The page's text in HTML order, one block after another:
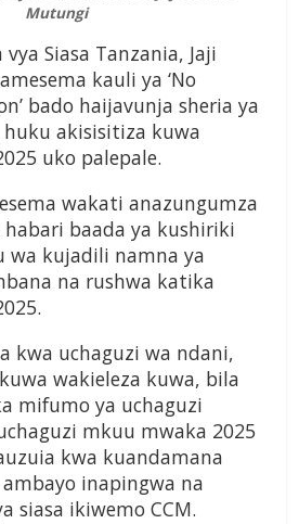
Mutungi
Siasa Tanzania, Jaji
kauli ya ‘No
bado haijavunja sheria ya
huku akisisitiza kuwa
uko palepale.
wakati anazungumza
baada ya kushiriki
wa kujadili namna ya
na rushwa katika
kwa uchaguzi wa ndani,
wakieleza kuwa, bila
mifumo ya uchaguzi
mkuu mwaka 2025
kwa kuandamana
inapingwa na
siasa ikiwemo CCM.